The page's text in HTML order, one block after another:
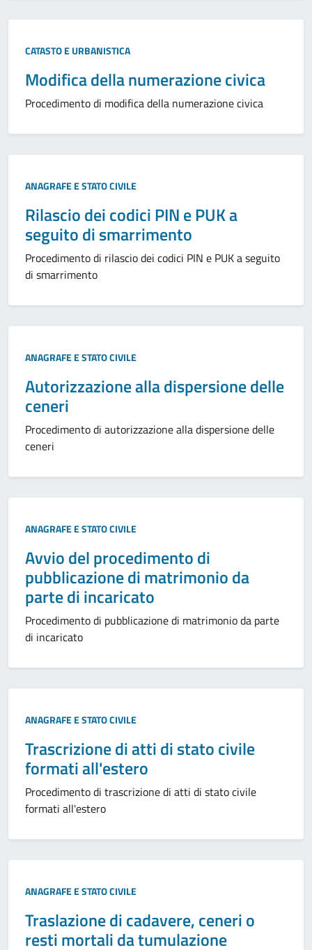
CATASTO E URBANISTICA
Modifica della numerazione civica
Procedimento di modifica della numerazione civica
ANAGRAFE E STATO CIVILE
Rilascio dei codici PIN e PUK a
seguito di smarrimento
Procedimento di rilascio dei codici PIN e PUK a seguito
di smarrimento
ANAGRAFE E STATO CIVILE
Autorizzazione alla dispersione delle
ceneri
Procedimento di autorizzazione alla dispersione delle
ceneri
ANAGRAFE E STATO CIVILE
Avvio del procedimento di
pubblicazione di matrimonio da
parte di incaricato
Procedimento di pubblicazione di matrimonio da parte
di incaricato
ANAGRAFE E STATO CIVILE
Trascrizione di atti di stato civile
formati all'estero
Procedimento di trascrizione di atti di stato civile
formati all'estero
ANAGRAFE E STATO CIVILE
Traslazione di cadavere, ceneri o
resti mortali da tumulazione